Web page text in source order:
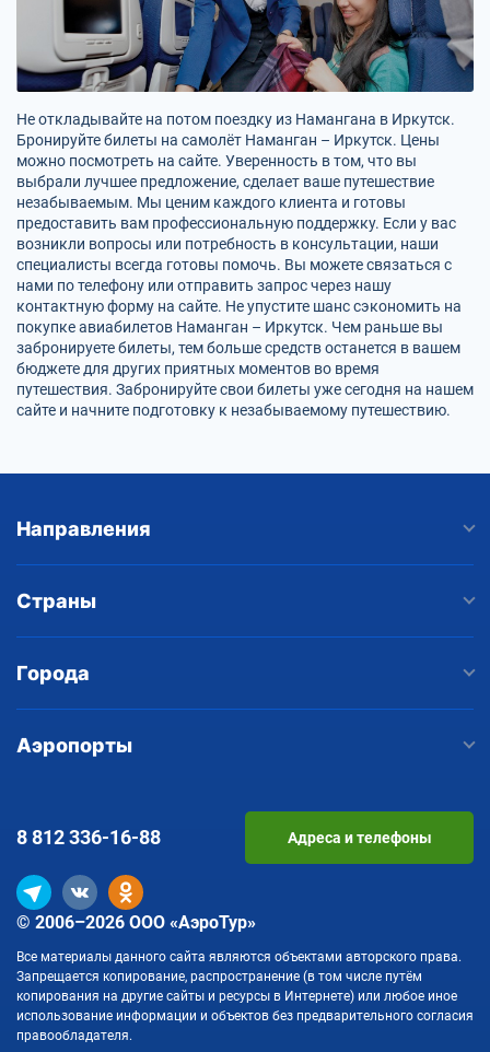
Не откладывайте на потом поездку из Намангана в Иркутск.
Бронируйте билеты на самолёт Наманган – Иркутск. Цены
можно посмотреть на сайте. Уверенность в том, что вы
выбрали лучшее предложение, сделает ваше путешествие
незабываемым. Мы ценим каждого клиента и готовы
предоставить вам профессиональную поддержку. Если у вас
возникли вопросы или потребность в консультации, наши
специалисты всегда готовы помочь. Вы можете связаться с
нами по телефону или отправить запрос через нашу
контактную форму на сайте. Не упустите шанс сэкономить на
покупке авиабилетов Наманган – Иркутск. Чем раньше вы
забронируете билеты, тем больше средств останется в вашем
бюджете для других приятных моментов во время
путешествия. Забронируйте свои билеты уже сегодня на нашем
сайте и начните подготовку к незабываемому путешествию.
Направления
Страны
Города
Аэропорты
© 2006–2026 ООО «АэроТур»
Все материалы данного сайта являются объектами авторского права.
Запрещается копирование, распространение (в том числе путём
копирования на другие сайты и ресурсы в Интернете) или любое иное
использование информации и объектов без предварительного согласия
правообладателя.
8 812336-16-88 Адреса и телефоны